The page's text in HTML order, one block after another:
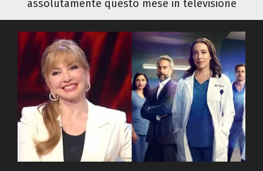
assolutamente questo mese in televisione